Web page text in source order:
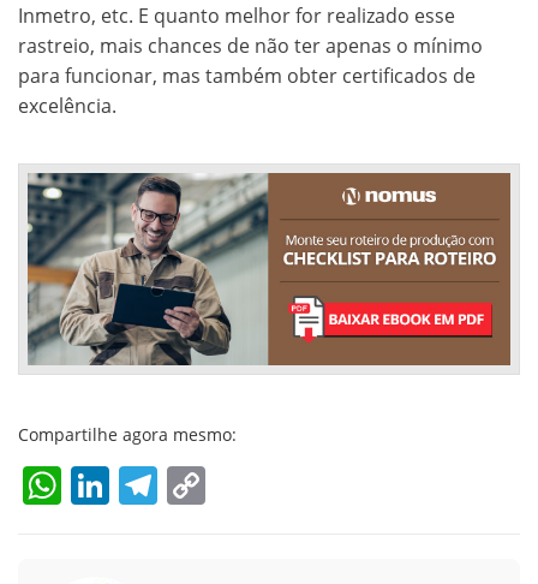
Inmetro, etc. E quanto melhor for realizado esse
rastreio, mais chances de não ter apenas o mínimo
para funcionar, mas também obter certificados de
excelência.
Compartilhe agora mesmo:
WhatsApp
LinkedIn
Telegram